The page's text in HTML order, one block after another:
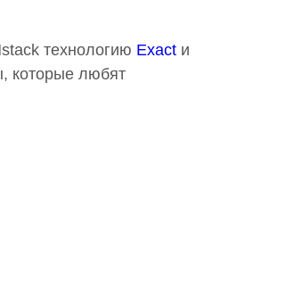
технологию Exact и
которые любят